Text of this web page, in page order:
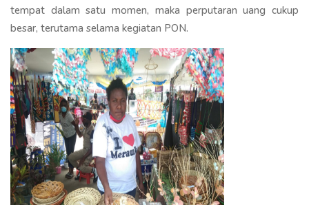
tempat dalam satu momen, maka perputaran uang cukup
besar, terutama selama kegiatan PON.